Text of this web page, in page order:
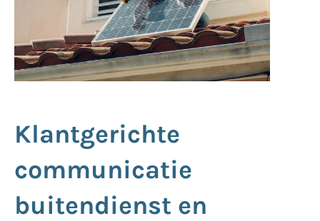
Klantgerichte
communicatie
buitendienst en